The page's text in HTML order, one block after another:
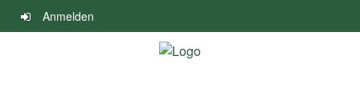
Navigation
überspringen
Anmelden